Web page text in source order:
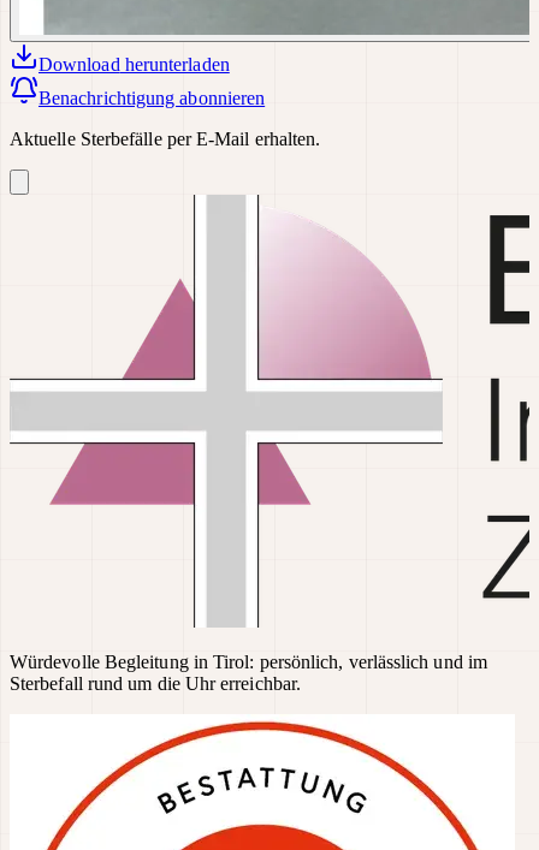
Download herunterladen
Benachrichtigung abonnieren
Aktuelle Sterbefälle per E-Mail erhalten.
Würdevolle Begleitung in Tirol: persönlich, verlässlich und im
Sterbefall rund um die Uhr erreichbar.